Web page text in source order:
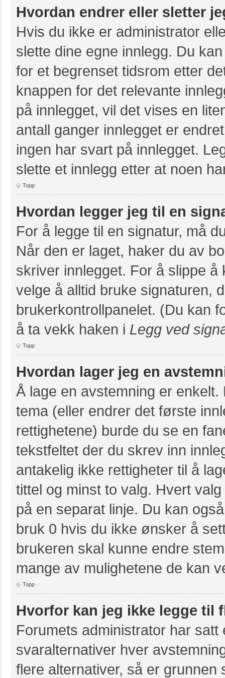
Hvordan endrer eller sletter
Hvis du ikke er administrator
slette dine egne innlegg. Du
for et begrenset tidsrom etter
knappen for det relevante
på innlegget, vil det vises en
antall ganger innlegget er
ingen har svart på innlegget.
slette et innlegg etter at noen
Topp
Hvordan legger jeg til en
For å legge til en signatur, må
Når den er laget, haker du av
skriver innlegget. For å slippe
velge å alltid bruke signaturen,
brukerkontrollpanelet. (Du kan
å ta vekk haken i Legg ved
Topp
Hvordan lager jeg en
Å lage en avstemning er
tema (eller endrer det første
rettighetene) burde du se en
tekstfeltet der du skrev inn
antakelig ikke rettigheter til å
tittel og minst to valg. Hvert
på en separat linje. Du kan
bruk 0 hvis du ikke ønsker å
brukeren skal kunne endre
mange av mulighetene de kan
Topp
Hvorfor kan jeg ikke legge til
Forumets administrator har
svaralternativer hver
flere alternativer, så er